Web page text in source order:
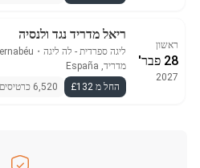
ראשון
28 פבר'
2027
ריאל מדריד נגד ולנסיה
ליגה ספרדית - לה ליגה ・
מדריד, España
החל מ £132
6,520 כרטיסים זמינים